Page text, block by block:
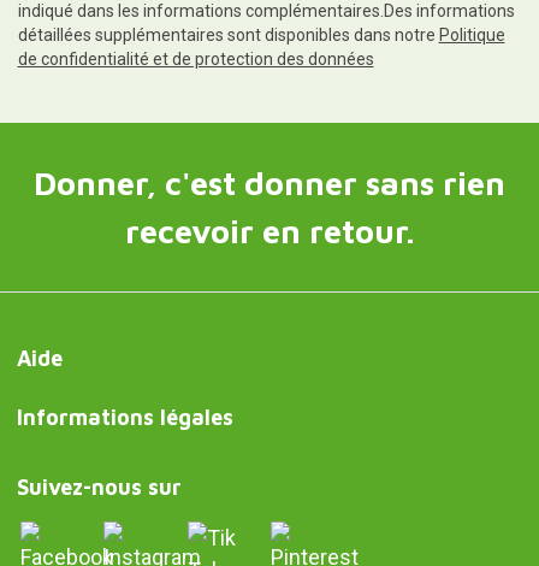
indiqué dans les informations complémentaires.Des informations
détaillées supplémentaires sont disponibles dans notre Politique
de confidentialité et de protection des données
Donner, c'est donner sans rien
recevoir en retour.
Aide
Informations légales
Suivez-nous sur